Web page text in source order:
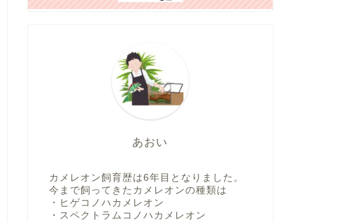
あおい
カメレオン飼育歴は6年目となりました。
今まで飼ってきたカメレオンの種類は
・ヒゲコノハカメレオン
・スペクトラムコノハカメレオン